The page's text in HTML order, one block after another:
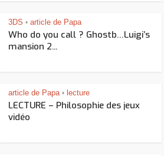
3DS • article de Papa
Who do you call ? Ghostb…Luigi’s
mansion 2...
article de Papa • lecture
LECTURE – Philosophie des jeux
vidéo